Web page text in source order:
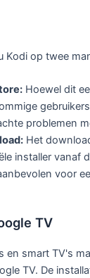
Kodi op twee
Hoewel dit
problemen
Het
installer vanaf
voor
TV
en smart TV's
TV. De